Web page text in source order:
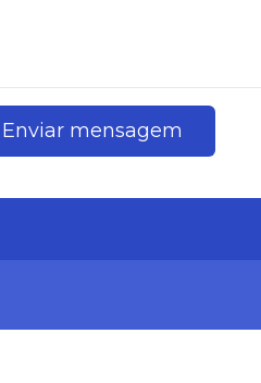
Enviar mensagem